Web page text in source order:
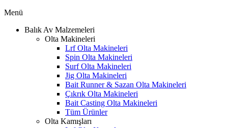
Menü
Balık Av Malzemeleri
Olta Makineleri
Lrf Olta Makineleri
Spin Olta Makineleri
Surf Olta Makineleri
Jig Olta Makineleri
Bait Runner & Sazan Olta Makineleri
Çıkrık Olta Makineleri
Bait Casting Olta Makineleri
Tüm Ürünler
Olta Kamışları